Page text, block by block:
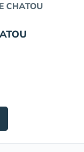
CHATOU